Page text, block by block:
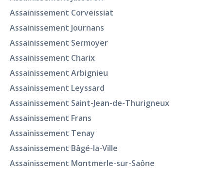
Assainissement Corveissiat
Assainissement Journans
Assainissement Sermoyer
Assainissement Charix
Assainissement Arbignieu
Assainissement Leyssard
Assainissement Saint-Jean-de-Thurigneux
Assainissement Frans
Assainissement Tenay
Assainissement Bâgé-la-Ville
Assainissement Montmerle-sur-Saône